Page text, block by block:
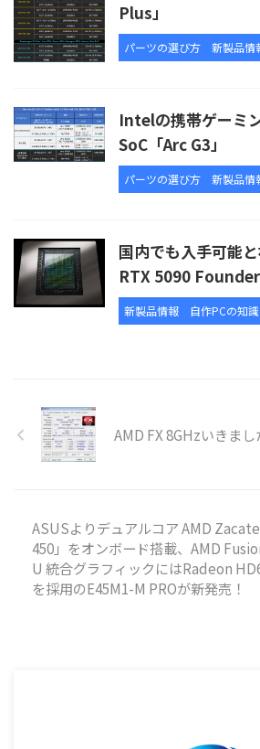
Plus」
パーツの選び方 新製品情
Intelの携帯ゲーミ
SoC「Arc G3」
パーツの選び方 新製品情
国内でも入手可能
RTX 5090
新製品情報 自作PCの知識
AMD FX 8GHzいきまし
ASUSよりデュアルコア AMD
450」をオンボード搭載、AMD
U 統合グラフィックにはRadeon
を採用のE45M1-M PROが新発売！